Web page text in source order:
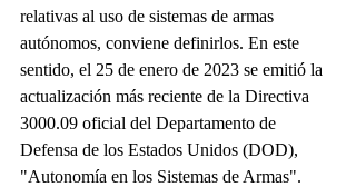
relativas al uso de sistemas de armas
autónomos, conviene definirlos. En este
sentido, el 25 de enero de 2023 se emitió la
actualización más reciente de la Directiva
3000.09 oficial del Departamento de
Defensa de los Estados Unidos (DOD),
"Autonomía en los Sistemas de Armas".